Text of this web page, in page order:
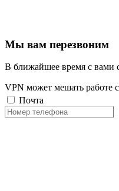
Мы вам перезвоним
В ближайшее время с вами
VPN может мешать работе
Почта